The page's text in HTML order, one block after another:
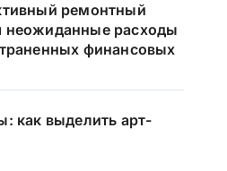
ремонтный
неожиданные расходы
финансовых
как выделить арт-